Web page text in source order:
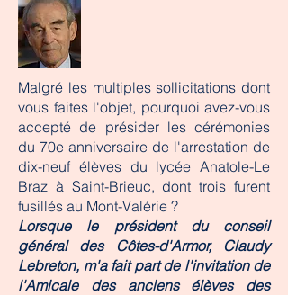
Malgré les multiples sollicitations dont
vous faites l'objet, pourquoi avez-vous
accepté de présider les cérémonies
du 70e anniversaire de l'arrestation de
dix-neuf élèves du lycée Anatole-Le
Braz à Saint-Brieuc, dont trois furent
fusillés au Mont-Valérie ?
Lorsque le président du conseil
général des Côtes-d'Armor, Claudy
Lebreton, m'a fait part de l'invitation de
l'Amicale des anciens élèves des